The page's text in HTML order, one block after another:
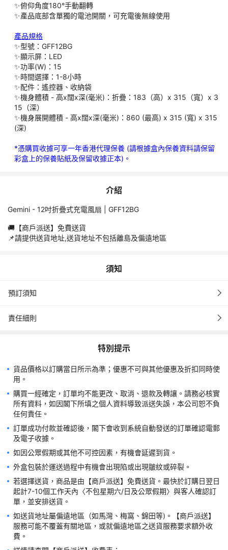
✨俯仰角度180°手動翻轉
✨產品底部含單獨的電池開關，可充電後無線使用
產品規格
✨型號：GFF12BG
✨顯示屏：LED
✨功率(W)：15
✨時間選擇：1-8小時
✨配件：遙控器、收納袋
✨機身體積 - 高x闊x深(毫米)：折疊：183（高）x 315（寬）x 3
15（深）
✨機身展開體積 - 高x闊x深(毫米)：860 (最高) x 315 (寬) x 315
(深)
*憑購買收據可享一年香港代理保養 (請根據盒內保養資料請保留
彩盒上的保養貼紙及保留收據正本)。
介紹
Gemini - 12吋折疊式充電風扇 | GFF12BG
🚚【商戶派送】免費送貨
📌️請提供送貨地址,送貨地址不包括離島及偏遠地區
須知
預訂須知
責任細則
特別提示
貨品價格以訂購當日所示為準；優惠不可與其他優惠及折扣同時使
購買一經確定，訂單均不能更改、取消、退款及轉讓。請務必核實
所有資料，如因閣下所填之個人資料導致派送失誤，本公司恕不負
訂單成功付款並確認後，閣下會收到系統自動發送的訂單確認電郵
若選擇送貨，商品是由【商戶派送】免費送貨。最快於訂購日翌日
起計7-10個工作天內〈不包星期六/日及公眾假期〉與客人確認訂
如送貨地址屬偏遠地區（如馬灣、梅窩、錦田等)。【商戶派送】
服務可能不覆蓋有關地區，或就偏遠地區之送貨服務要求額外收